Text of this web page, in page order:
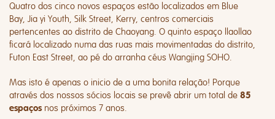
Quatro dos cinco novos espaços estão localizados em Blue
Bay, Jia yi Youth, Silk Street, Kerry, centros comerciais
pertencentes ao distrito de Chaoyang. O quinto espaço llaollao
ficará localizado numa das ruas mais movimentadas do distrito,
Futon East Street, ao pé do arranha céus Wangjing SOHO.
Mas isto é apenas o inicio de a uma bonita relação! Porque
através dos nossos sócios locais se prevê abrir um total de 85
espaçosnos próximos 7 anos.